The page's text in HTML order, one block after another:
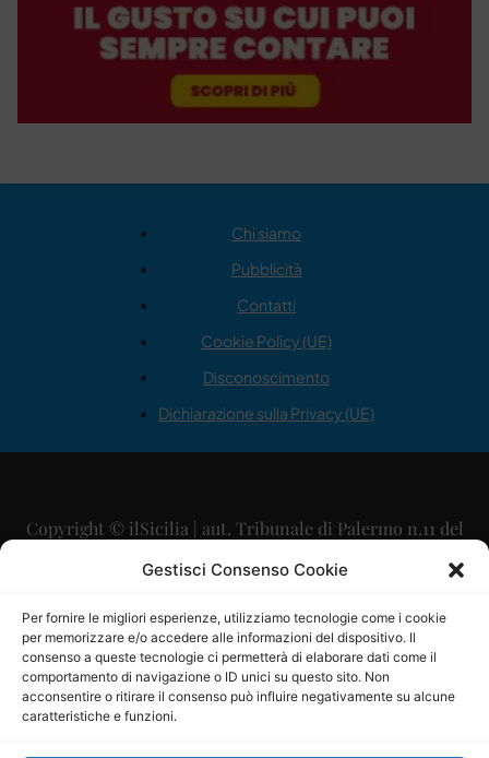
Gestisci Consenso Cookie
Per fornire le migliori esperienze, utilizziamo tecnologie come i cookie
per memorizzare e/o accedere alle informazioni del dispositivo. Il
consenso a queste tecnologie ci permetterà di elaborare dati come il
comportamento di navigazione o ID unici su questo sito. Non
acconsentire o ritirare il consenso può influire negativamente su alcune
caratteristiche e funzioni.
Chi siamo
Pubblicità
Contatti
Cookie Policy (UE)
Disconoscimento
Dichiarazione sulla Privacy (UE)
Copyright © ilSicilia | aut. Tribunale di Palermo n.11 del
29/09/2015
Direttore Editoriale: Maurizio Scaglione
Direttore Responsabile: Maria Calabrese